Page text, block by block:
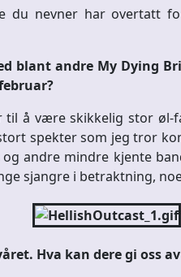
du nevner har overtatt
blant andre My Dying
å være skikkelig stor øl-
spekter som jeg tror
andre mindre kjente
sjangre i betraktning,
Hva kan dere gi oss